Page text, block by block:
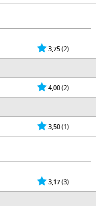
3,75(2)
4,00(2)
3,50(1)
3,17(3)